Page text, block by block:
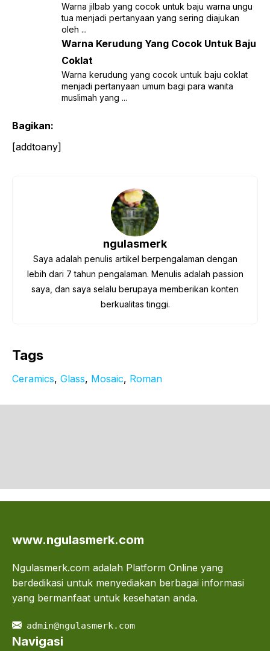
Warna jilbab yang cocok untuk baju warna ungu
tua menjadi pertanyaan yang sering diajukan
oleh ...
Warna Kerudung Yang Cocok Untuk Baju
Coklat
Warna kerudung yang cocok untuk baju coklat
menjadi pertanyaan umum bagi para wanita
muslimah yang ...
Bagikan:
[addtoany]
ngulasmerk
Saya adalah penulis artikel berpengalaman dengan
lebih dari 7 tahun pengalaman. Menulis adalah passion
saya, dan saya selalu berupaya memberikan konten
berkualitas tinggi.
Tags
Ceramics, Glass, Mosaic, Roman
www.ngulasmerk.com
Ngulasmerk.com adalah Platform Online yang
berdedikasi untuk menyediakan berbagai informasi
yang bermanfaat untuk kesehatan anda.
admin@ngulasmerk.com
Navigasi